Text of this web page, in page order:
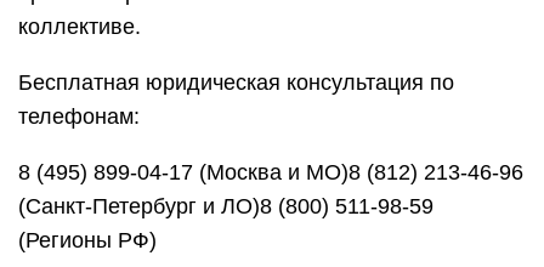
коллективе.
Бесплатная юридическая консультация по
телефонам:
8 (495) 899-04-17 (Москва и МО)8 (812) 213-46-96
(Санкт-Петербург и ЛО)8 (800) 511-98-59
(Регионы РФ)